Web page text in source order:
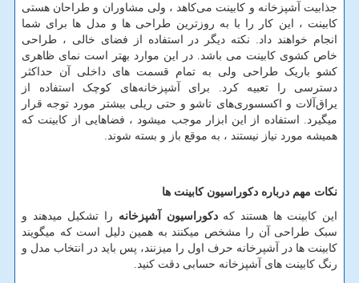
جذابیت آشپزخانه و کابینت می‌کاهد ، ولی مشاوران و طراحان هستی
کابینت ، این کار را با به روزترین طراحی‌ ها و مدل ‌ها برای شما
انجام خواهند داد. نکته دیگر در استفاده از فضای خالی ، طراحی
خاص کشوی کابینت می ‌باشد. در این موارد بهتر است نمای ظاهری
کشو باریک طراحی ولی به تمام قسمت های داخلی آن حداکثر
دسترسی را تعبیه کرد. برای آشپزخانه‌های کوچک استفاده از
یراق‌آلات و اکسسوری‌های تاشو و حتی ریلی بیشتر مورد توجه قرار
میگیرد. استفاده از این ابزار موجب میشود ، فضاهایی از کابینت که
همیشه مورد نیاز نیستند ، به موقع باز و بسته شوند.
نکات مهم درباره دکوراسیون کابینت ها
این کابینت ها هستند کهدکوراسیون آشپزخانه را تشکیل میدهند و
سبک طراحی آن را مشخص میکنند به همین دلیل است که میگویند
کابینت ها در آشپرخانه حرف اول را میزنند، پس باید در انتخاب مدل و
رنگ کابینت های آشپزخانه حسابی دقت کنید.